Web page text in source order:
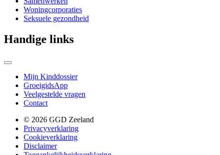
Woningcorporaties
Seksuele gezondheid
Handige links
Mijn Kinddossier
GroeigidsApp
Veelgestelde vragen
Contact
© 2026 GGD Zeeland
Privacyverklaring
Cookieverklaring
Disclaimer